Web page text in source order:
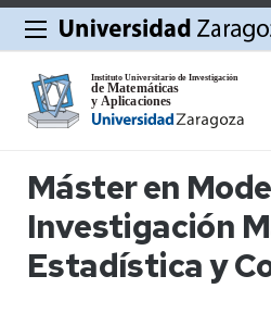
Máster en
Investigación
Estadística y